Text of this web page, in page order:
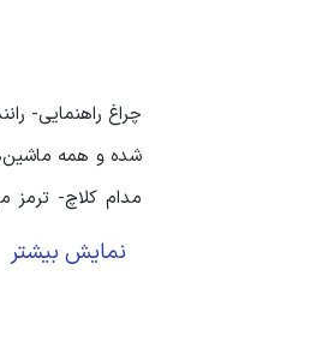
چراغ راهنمایی-
شده و همه
مدام کلاچ- ترمز
ماشین‌های
نمایش بیشتر